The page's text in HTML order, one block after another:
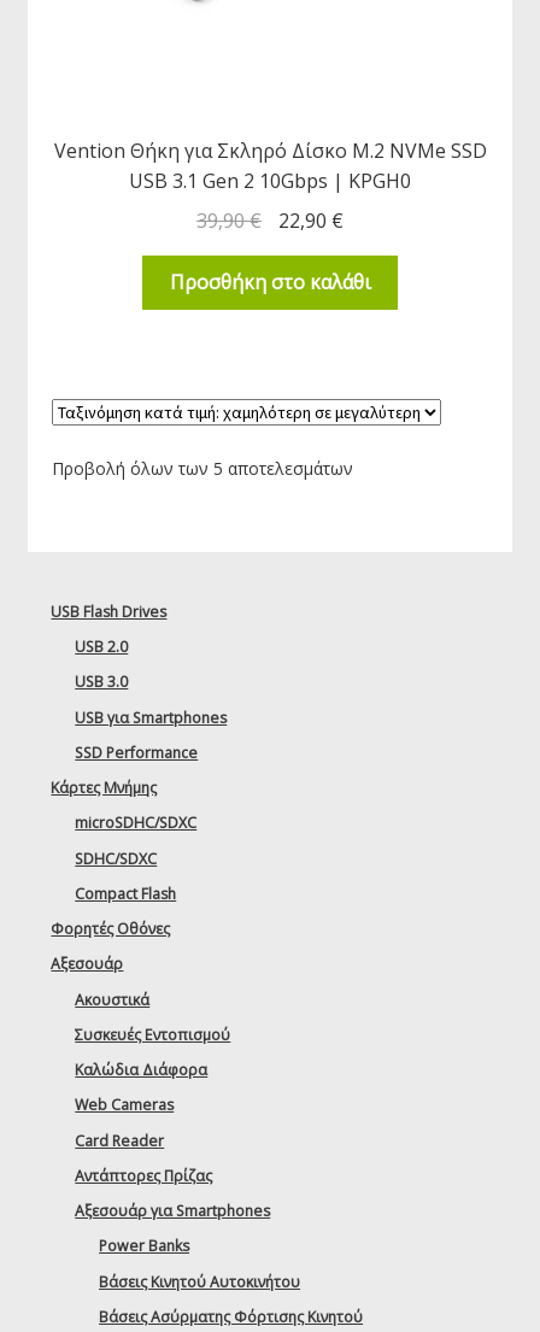
Vention Θήκη για Σκληρό Δίσκο M.2 NVMe SSD
USB 3.1 Gen 2 10Gbps | KPGH0
39,90€ 22,90 €
Προσθήκη στο καλάθι
Προβολή όλων των 5 αποτελεσμάτων
USB Flash Drives
USB 2.0
USB 3.0
USB για Smartphones
SSD Performance
Κάρτες Μνήμης
microSDHC/SDXC
SDHC/SDXC
Compact Flash
Φορητές Οθόνες
Αξεσουάρ
Ακουστικά
Συσκευές Εντοπισμού
Καλώδια Διάφορα
Web Cameras
Card Reader
Αντάπτορες Πρίζας
Αξεσουάρ για Smartphones
Power Banks
Βάσεις Κινητού Αυτοκινήτου
Βάσεις Ασύρματης Φόρτισης Κινητού